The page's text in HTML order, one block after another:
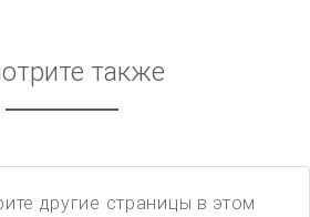
также
другие страницы в этом